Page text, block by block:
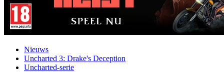
Nieuws
Uncharted 3: Drake's Deception
Uncharted-serie